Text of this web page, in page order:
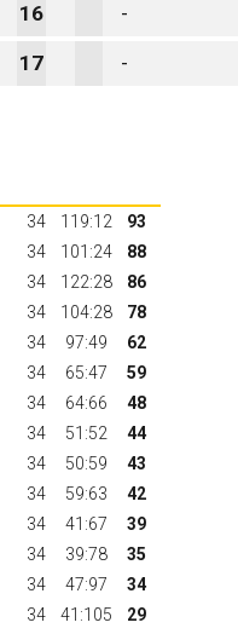
16 -
17 -
34 119:12
93
34 101:24
88
34 122:28
86
34 104:28
78
34 97:49
62
34 65:47
59
34 64:66
48
34 51:52
44
34 50:59
43
34 59:63
42
34 41:67
39
34 39:78
35
34 47:97
34
34 41:105
29